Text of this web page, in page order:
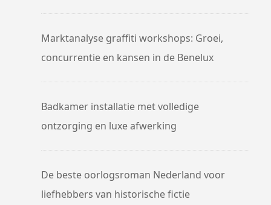
Marktanalyse graffiti workshops: Groei,
concurrentie en kansen in de Benelux
Badkamer installatie met volledige
ontzorging en luxe afwerking
De beste oorlogsroman Nederland voor
liefhebbers van historische fictie